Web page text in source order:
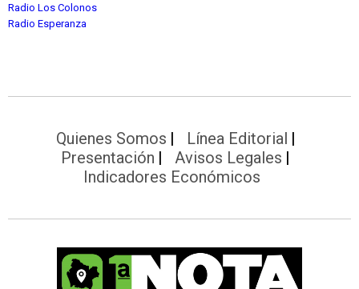
Radio Los Colonos
Radio Esperanza
Quienes Somos
Línea Editorial
Presentación
Avisos Legales
Indicadores Económicos